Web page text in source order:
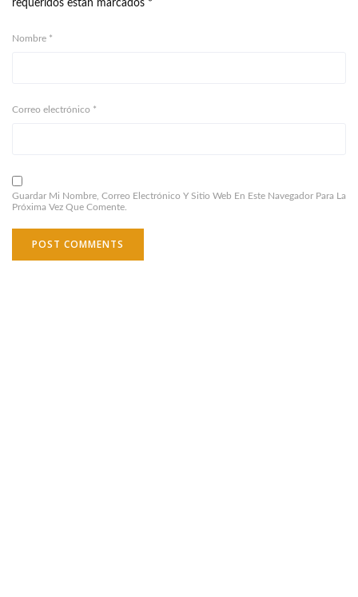
requeridos están marcados *
Nombre *
Correo electrónico *
Guardar Mi Nombre, Correo Electrónico Y Sitio Web En Este Navegador Para La
Próxima Vez Que Comente.